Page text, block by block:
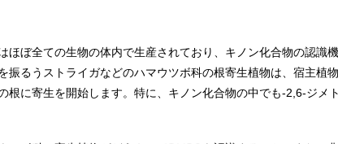
ほぼ全ての生物の体内で生産されており、キノン化合物の認
振るうストライガなどのハマウツボ科の根寄生植物は、宿主植
根に寄生を開始します。特に、キノン化合物の中でも-2,6-ジ